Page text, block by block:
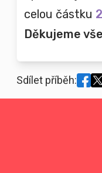
celou částku
Děkujeme
Sdílet příběh: